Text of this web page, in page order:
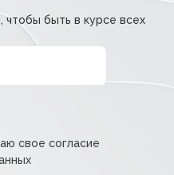
чтобы быть в курсе всех
свое согласие